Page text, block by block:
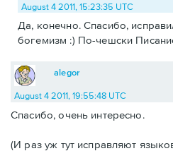
August 4 2011, 15:23:35 UTC
Да, конечно. Спасибо,
богемизм :) По-чешски
alegor
August 4 2011, 19:55:48 UTC
Спасибо, очень интересно.
(И раз уж тут исправляют